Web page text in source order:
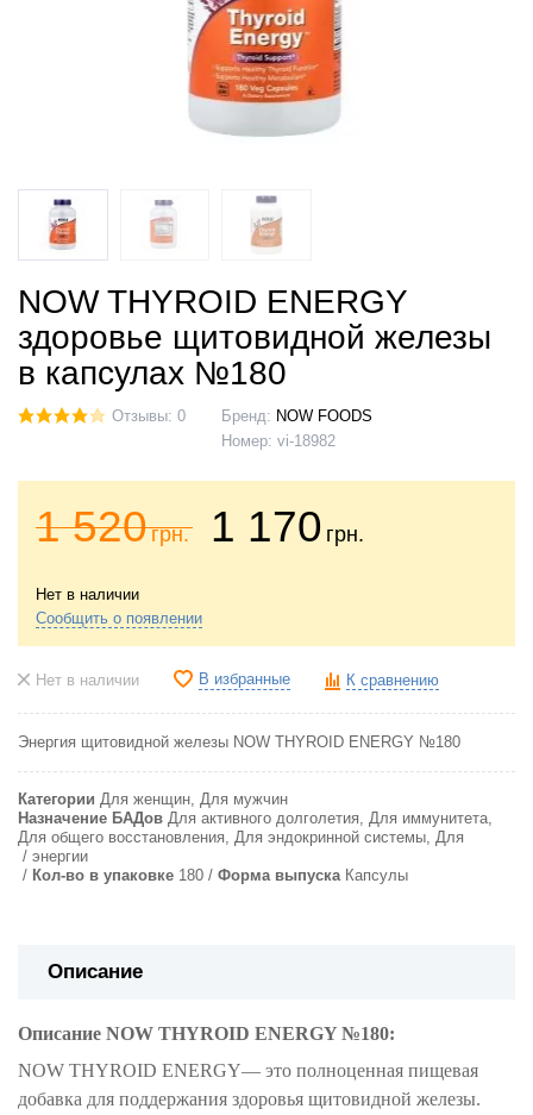
NOW THYROID ENERGY
здоровье щитовидной железы
в капсулах №180
Отзывы: 0 Бренд: NOW FOODS
Номер: vi-18982
1 520грн. 1 170 грн.
Нет в наличии
Сообщить о появлении
Нет в наличии В избранные К сравнению
Энергия щитовидной железы NOW THYROID ENERGY №180
Категории Для женщин, Для мужчин
Назначение БАДов Для активного долголетия, Для иммунитета,
Для общего восстановления, Для эндокринной системы, Для
энергии
Кол-во в упаковке 180 Форма выпуска Капсулы
Описание
Описание NOW THYROID ENERGY №180:
NOW THYROID ENERGY— это полноценная пищевая
добавка для поддержания здоровья щитовидной железы.